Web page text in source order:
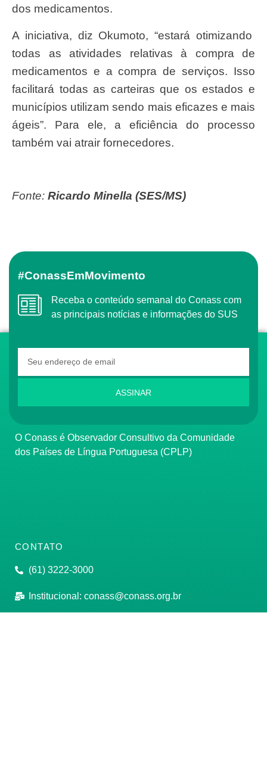
dos medicamentos.
A iniciativa, diz Okumoto, “estará otimizando
todas as atividades relativas à compra de
medicamentos e a compra de serviços. Isso
facilitará todas as carteiras que os estados e
municípios utilizam sendo mais eficazes e mais
ágeis”. Para ele, a eficiência do processo
também vai atrair fornecedores.
Fonte: Ricardo Minella (SES/MS)
#ConassEmMovimento
Receba o conteúdo semanal do Conass com
as principais notícias e informações do SUS
ASSINAR
O Conass é Observador Consultivo da Comunidade
dos Países de Língua Portuguesa (CPLP)
CONTATO
(61) 3222-3000
Institucional: conass@conass.org.br